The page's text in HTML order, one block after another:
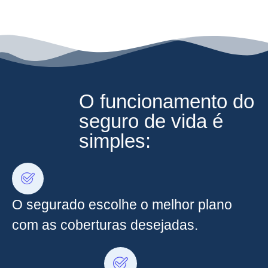
O funcionamento do
seguro de vida é
simples:
O segurado escolhe o melhor plano
com as coberturas desejadas.